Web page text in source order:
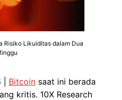
Risiko Likuiditas dalam Dua
Bitcoin saat ini berada
kritis. 10X Research